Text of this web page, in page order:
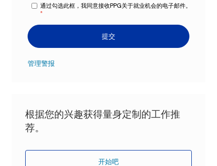
通过勾选此框，我同意接收PPG关于就业机会的电子邮件。
*
提交
管理警报
根据您的兴趣获得量身定制的工作推
荐。
开始吧